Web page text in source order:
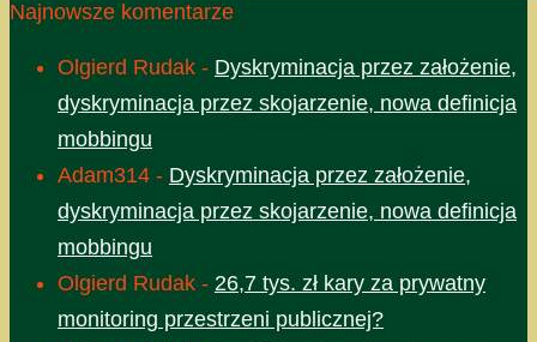
Najnowsze komentarze
Olgierd Rudak - Dyskryminacja przez założenie,
dyskryminacja przez skojarzenie, nowa definicja
mobbingu
Adam314 - Dyskryminacja przez założenie,
dyskryminacja przez skojarzenie, nowa definicja
mobbingu
Olgierd Rudak - 26,7 tys. zł kary za prywatny
monitoring przestrzeni publicznej?